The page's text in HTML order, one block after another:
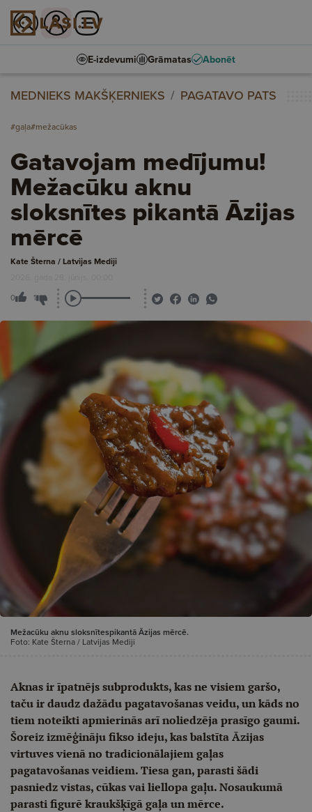
E-izdevumi Grāmatas Abonēt
MEDNIEKS MAKŠĶERNIEKS PAGATAVO PATS
#gaļa#mežacūkas
Gatavojam medījumu!
Mežacūku aknu
sloksnītes pikantā Āzijas
mērcē
Kate Šterna / Latvijas Mediji
2026. gada 28. jūnijs, 00:00
0 1
Mežacūku aknu sloksnītespikantā Āzijas mērcē.
Foto: Kate Šterna / Latvijas Mediji
Aknas ir īpatnējs subprodukts, kas ne visiem garšo,
taču ir daudz dažādu pagatavošanas veidu, un kāds no
tiem noteikti apmierinās arī noliedzēja prasīgo gaumi.
Šoreiz izmēģināju fikso ideju, kas balstīta Āzijas
virtuves vienā no tradicionālajiem gaļas
pagatavošanas veidiem. Tiesa gan, parasti šādi
pasniedz vistas, cūkas vai liellopa gaļu. Nosaukumā
parasti figurē kraukšķīgā gaļa un mērce.